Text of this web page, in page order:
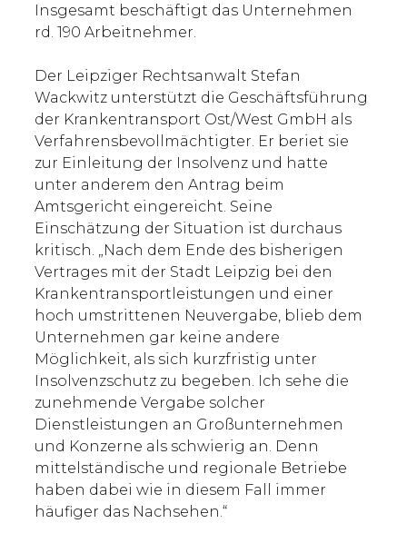
Insgesamt beschäftigt das Unternehmen
rd. 190 Arbeitnehmer.
Der Leipziger Rechtsanwalt Stefan
Wackwitz unterstützt die Geschäftsführung
der Krankentransport Ost/West GmbH als
Verfahrensbevollmächtigter. Er beriet sie
zur Einleitung der Insolvenz und hatte
unter anderem den Antrag beim
Amtsgericht eingereicht. Seine
Einschätzung der Situation ist durchaus
kritisch. „Nach dem Ende des bisherigen
Vertrages mit der Stadt Leipzig bei den
Krankentransportleistungen und einer
hoch umstrittenen Neuvergabe, blieb dem
Unternehmen gar keine andere
Möglichkeit, als sich kurzfristig unter
Insolvenzschutz zu begeben. Ich sehe die
zunehmende Vergabe solcher
Dienstleistungen an Großunternehmen
und Konzerne als schwierig an. Denn
mittelständische und regionale Betriebe
haben dabei wie in diesem Fall immer
häufiger das Nachsehen.“